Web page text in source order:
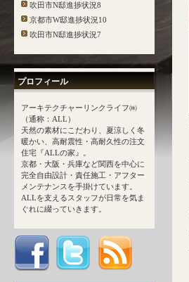
吹田市N邸進捗状況8
京都市W邸進捗状況10
吹田市N邸進捗状況7
プロフィール
アーキテクチャーリンクライフ㈱
（通称：ALL）
天然の素材にこだわり、夏涼しく冬
暖かい、高耐震性・高耐久性の注文
住宅『ALLの家』。
京都・大阪・兵庫など関西を中心に
完全自由設計・責任施工・アフター
メンテナンスを手掛けています。
ALLを支えるスタッフが日常を気ま
ぐれに綴っていきます。